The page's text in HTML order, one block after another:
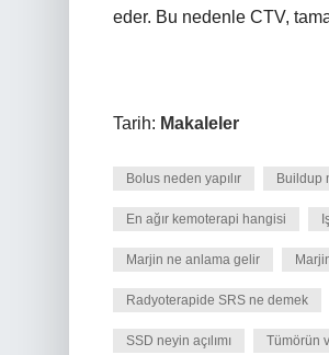
eder. Bu nedenle CTV,
Tarih: Makaleler
Bolus neden yapılır Buildup
En ağır kemoterapi hangisi
Marjin ne anlama gelir
Radyoterapide SRS ne demek
SSD neyin açılımı Tümörün